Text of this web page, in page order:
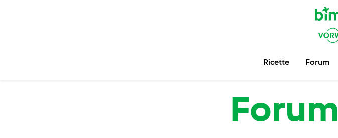
Ricette Forum
Forum